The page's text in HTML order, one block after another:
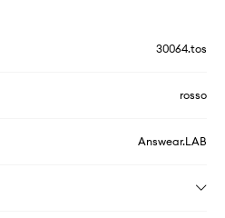
30064.tos
rosso
Answear.LAB